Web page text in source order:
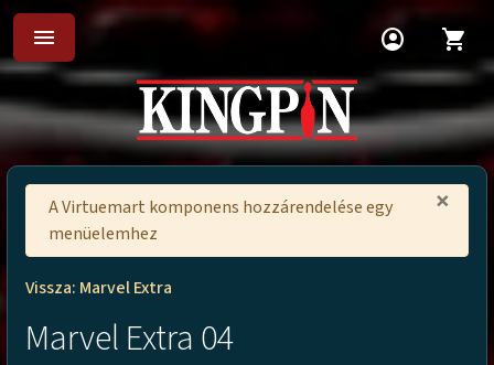
menu account_circle shopping_cart
×
A Virtuemart komponens hozzárendelése egy
menüelemhez
Vissza: Marvel Extra
Marvel Extra 04